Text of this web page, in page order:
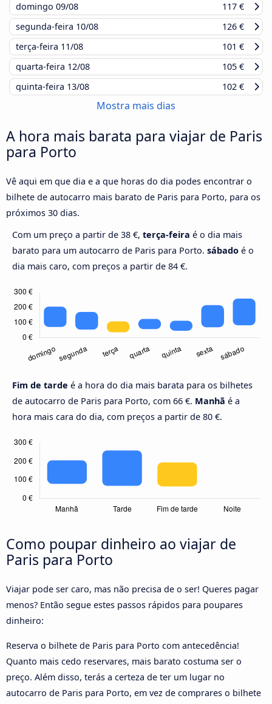
domingo 09/08
117 €
segunda-feira 10/08
126 €
terça-feira 11/08
101 €
quarta-feira 12/08
105 €
quinta-feira 13/08 102 €
Mostra mais dias
A hora mais barata para viajar de Paris
para Porto
Vê aqui em que dia e a que horas do dia podes encontrar o
bilhete de autocarro mais barato de Paris para Porto, para os
próximos 30 dias.
Com um preço a partir de 38 €, terça-feira é o dia mais
barato para um autocarro de Paris para Porto. sábado é o
dia mais caro, com preços a partir de 84 €.
Fim de tarde é a hora do dia mais barata para os bilhetes
de autocarro de Paris para Porto, com 66 €. Manhã é a
hora mais cara do dia, com preços a partir de 80 €.
Como poupar dinheiro ao viajar de
Paris para Porto
Viajar pode ser caro, mas não precisa de o ser! Queres pagar
menos? Então segue estes passos rápidos para poupares
dinheiro:
Reserva o bilhete de Paris para Porto com antecedência!
Quanto mais cedo reservares, mais barato costuma ser o
preço. Além disso, terás a certeza de ter um lugar no
autocarro de Paris para Porto, em vez de comprares o bilhete